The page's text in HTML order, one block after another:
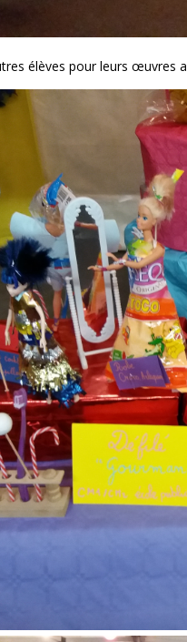
élèves pour leurs œuvres